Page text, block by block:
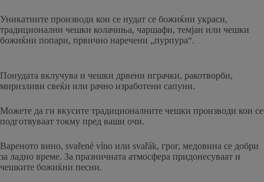
Уникатните производи кои се нудат се божиќни украси,
традиционални чешки колачиња, чаршафи, темјан или чешки
божиќни попари, првично наречени „пурпура“.
Понудата вклучува и чешки дрвени играчки, ракотворби,
миризливи свеќи или рачно изработени сапуни.
Можете да ги вкусите традиционалните чешки производи кои се
подготвуваат токму пред ваши очи.
Вареното вино, svařené víno или svařák, грог, медовина се добри
за ладно време. За празничната атмосфера придонесуваат и
чешките божиќни песни.